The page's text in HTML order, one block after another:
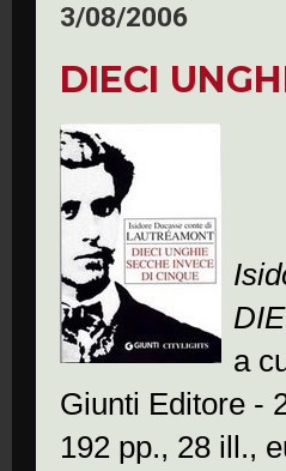
3/08/2006
DIECI
a
Giunti Editore -
192 pp., 28 ill.,